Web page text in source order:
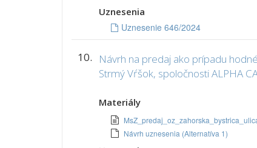
Uznesenia
Uznesenie 646/2024
10.
Návrh na predaj ako prípadu
Strmý Vŕšok, spoločnosti ALPHA
Materiály
Návrh uznesenia (Alternatíva 1)